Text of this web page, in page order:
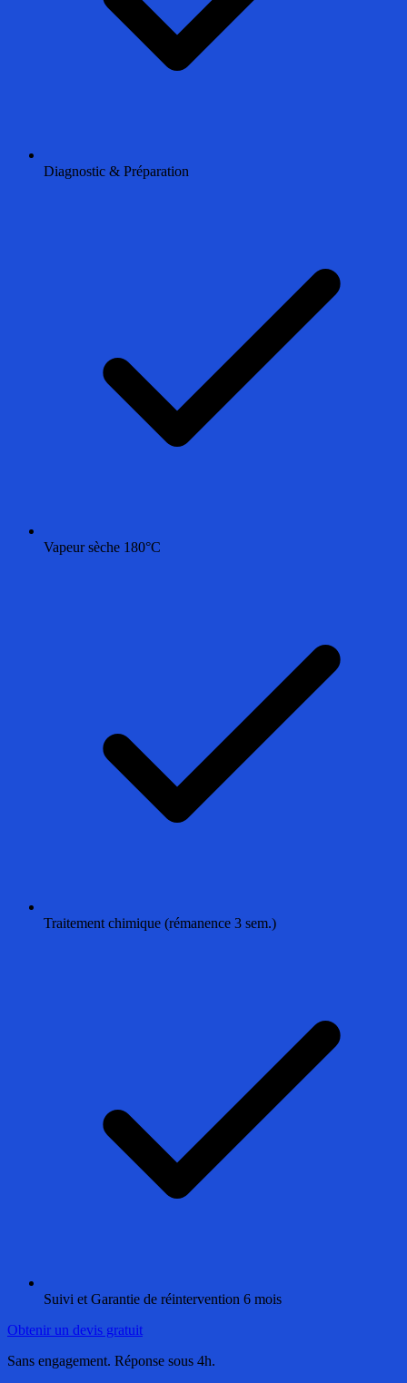
Diagnostic & Préparation
Vapeur sèche 180°C
Traitement chimique (rémanence 3 sem.)
Suivi et Garantie de réintervention 6 mois
Obtenir un devis gratuit
Sans engagement. Réponse sous 4h.